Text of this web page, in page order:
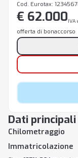
Dati principali
Chilometraggio
Immatricolazione
Cod. Eurotax:
€ 62.000IVA
offerta di bonaccorso